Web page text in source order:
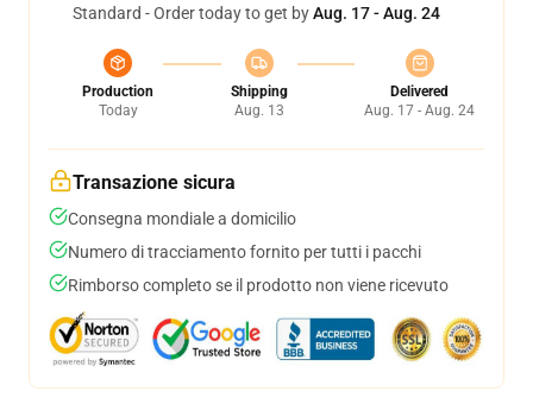
Standard - Order today to get byAug. 17 - Aug. 24
Production
Today
Shipping
Aug. 13
Delivered
Aug. 17 - Aug. 24
Transazione sicura
Consegna mondiale a domicilio
Numero di tracciamento fornito per tutti i pacchi
Rimborso completo se il prodotto non viene ricevuto